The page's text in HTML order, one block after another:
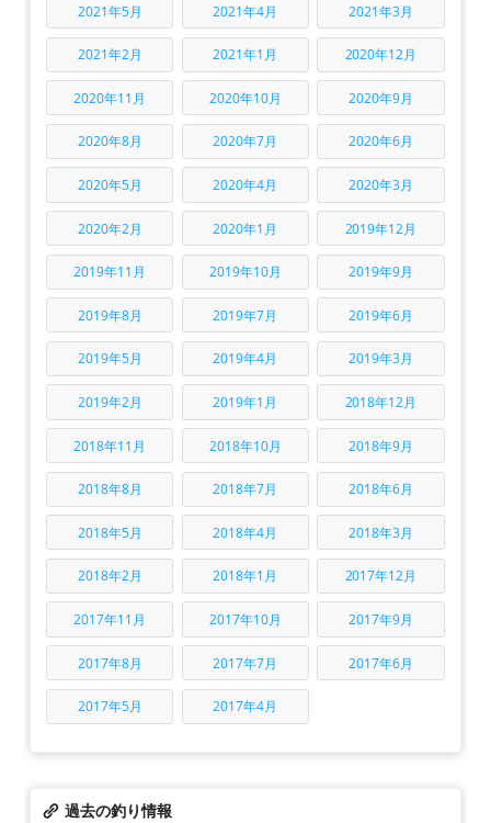
2021年5月 2021年4月 2021年3月
2021年2月 2021年1月 2020年12月
2020年11月 2020年10月 2020年9月
2020年8月 2020年7月 2020年6月
2020年5月 2020年4月 2020年3月
2020年2月 2020年1月 2019年12月
2019年11月 2019年10月 2019年9月
2019年8月 2019年7月 2019年6月
2019年5月 2019年4月 2019年3月
2019年2月 2019年1月 2018年12月
2018年11月 2018年10月 2018年9月
2018年8月 2018年7月 2018年6月
2018年5月 2018年4月 2018年3月
2018年2月 2018年1月 2017年12月
2017年11月 2017年10月 2017年9月
2017年8月 2017年7月 2017年6月
2017年5月 2017年4月
過去の釣り情報